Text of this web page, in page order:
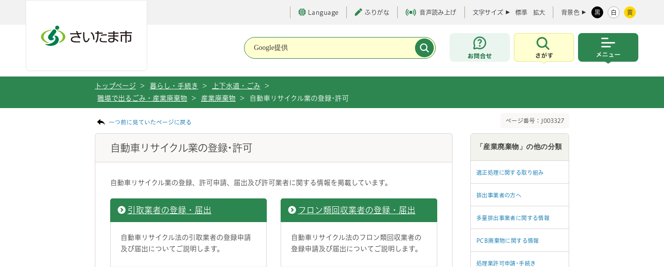
Language ふりがな 音声読み上げ 文字サイズ 標準 拡大 背景色 黒 白 黄
お問合せ
さがす
トップページ > 暮らし・手続き > 上下水道・ごみ
>
職場で出るごみ・産業廃棄物
> 産業廃棄物 > 自動車リサイクル業の登録･許可
一つ前に見ていたページに戻る ページ番号：J003327
自動車リサイクル業の登録･許可
自動車リサイクル業の登録、許可申請、届出及び許可業者に関する情報を掲載しています。
引取業者の登録・届出
自動車リサイクル法の引取業者の登録申請
及び届出についてご説明します。
フロン類回収業者の登録・届出
自動車リサイクル法のフロン類回収業者の
登録申請及び届出についてご説明します。
「産業廃棄物」の他の分類
適正処理に関する取り組み
排出事業者の方へ
多量排出事業者に関する情報
PCB廃棄物に関する情報
処理業許可申請･手続き